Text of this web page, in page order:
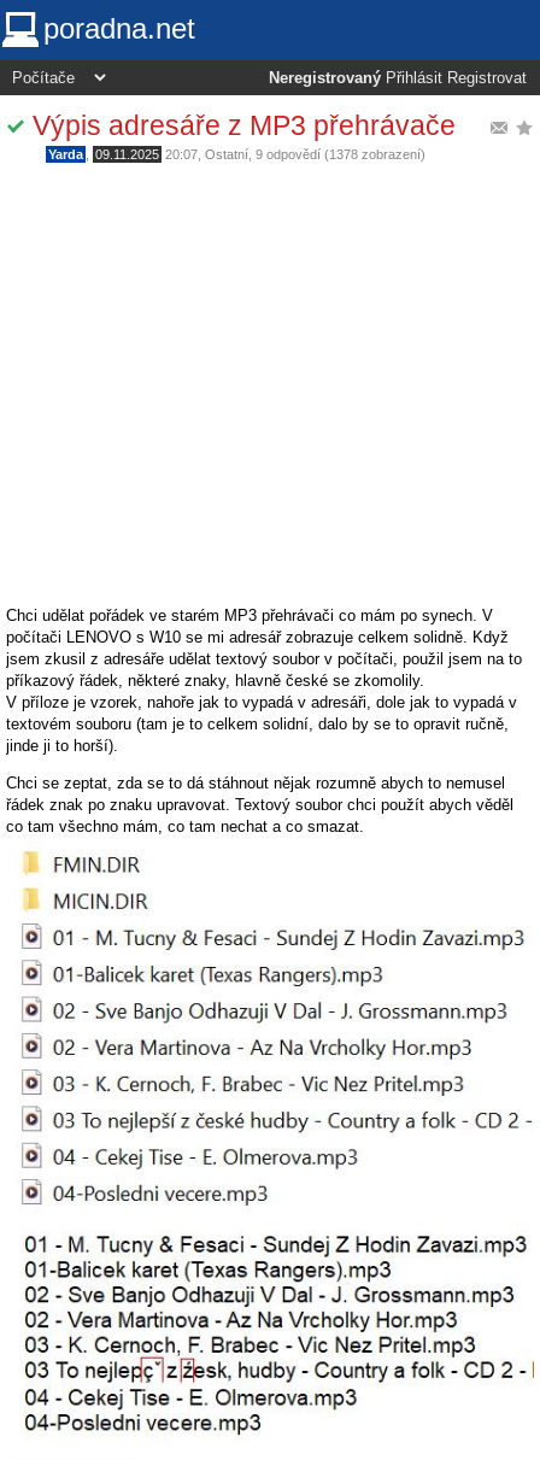
poradna.net
Neregistrovaný Přihlásit Registrovat
Výpis adresáře z MP3 přehrávače
Yarda 09.11.2025 20:07 Ostatní , 9 odpovědí (1378 zobrazení)
Chci udělat pořádek ve starém MP3 přehrávači co mám po synech. V
počítači LENOVO s W10 se mi adresář zobrazuje celkem solidně. Když
jsem zkusil z adresáře udělat textový soubor v počítači, použil jsem na to
příkazový řádek, některé znaky, hlavně české se zkomolily.
V příloze je vzorek, nahoře jak to vypadá v adresáři, dole jak to vypadá v
textovém souboru (tam je to celkem solidní, dalo by se to opravit ručně,
jinde ji to horší).
Chci se zeptat, zda se to dá stáhnout nějak rozumně abych to nemusel
řádek znak po znaku upravovat. Textový soubor chci použít abych věděl
co tam všechno mám, co tam nechat a co smazat.